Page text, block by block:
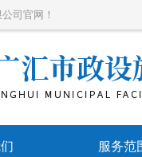
司官网！
服务范